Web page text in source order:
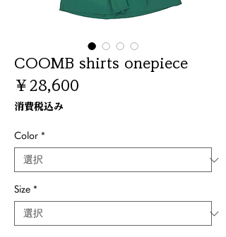
COOMB shirts onepiece
￥28,600
消費税込み
Color *
Size *